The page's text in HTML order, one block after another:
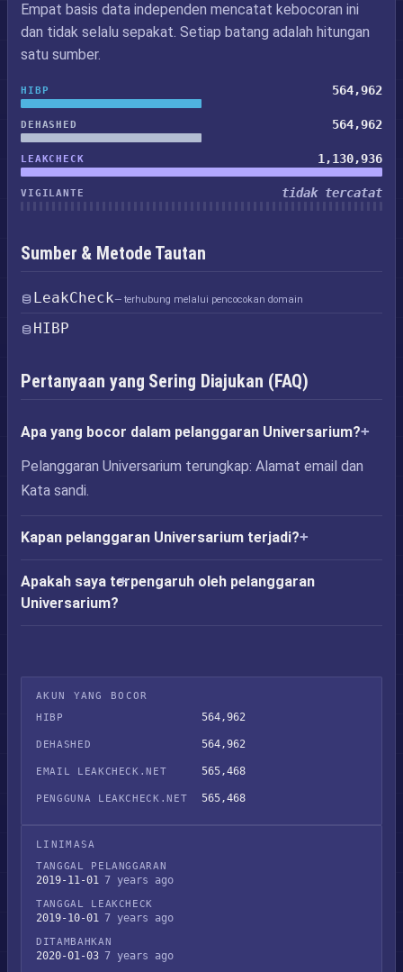
Empat basis data independen mencatat kebocoran ini
dan tidak selalu sepakat. Setiap batang adalah hitungan
satu sumber.
HIBP 564,962
DEHASHED 564,962
LEAKCHECK 1,130,936
VIGILANTE tidak tercatat
Sumber & Metode Tautan
LeakCheck— terhubung melalui pencocokan domain
HIBP
Pertanyaan yang Sering Diajukan (FAQ)
Apa yang bocor dalam pelanggaran Universarium?
Pelanggaran Universarium terungkap: Alamat email dan
Kata sandi.
Kapan pelanggaran Universarium terjadi?
Apakah saya terpengaruh oleh pelanggaran
Universarium?
AKUN YANG BOCOR
HIBP
564,962
DEHASHED 564,962
EMAIL LEAKCHECK.NET 565,468
PENGGUNA LEAKCHECK.NET 565,468
LINIMASA
TANGGAL PELANGGARAN
2019-11-01 7 years ago
TANGGAL LEAKCHECK
2019-10-01 7 years ago
DITAMBAHKAN
2020-01-03 7 years ago